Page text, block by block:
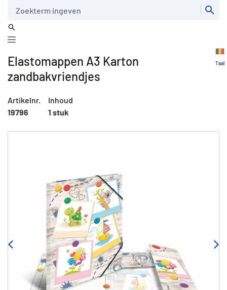
Taal
Elastomappen A3 Karton
zandbakvriendjes
Artikelnr.
19796
Inhoud
1 stuk